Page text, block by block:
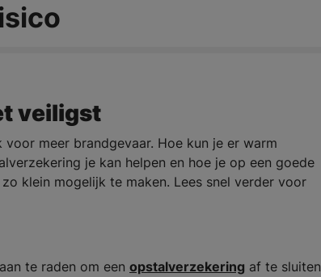
veiligst
meer brandgevaar. Hoe kun je er warm
je kan helpen en hoe je op een goede
klein mogelijk te maken. Lees snel verder voor
te raden om een opstalverzekering af te sluiten